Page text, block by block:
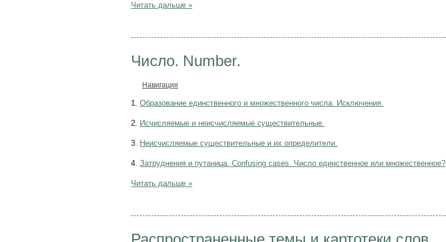
Читать дальше »
Число. Number.
Навигация
1. Образование единственного и множественного числа. Исключения.
2. Исчисляемые и неисчисляемые существительные.
3. Неисчисляемые существительные и их определители.
4. Затруднения и путаница. Confusing cases. Число единственное или множественное?
Читать дальше »